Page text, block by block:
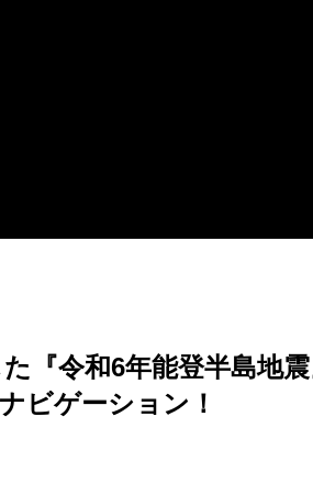
『令和6年能登半島地
ビゲーション！